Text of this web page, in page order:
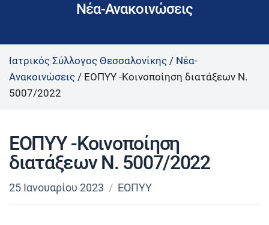
m
Νέα-Ανακοινώσεις
Ιατρικός Σύλλογος Θεσσαλονίκης / Νέα-
Ανακοινώσεις / ΕΟΠΥΥ -Κοινοποίηση διατάξεων Ν.
5007/2022
ΕΟΠΥΥ -Κοινοποίηση
διατάξεων Ν. 5007/2022
25 Ιανουαρίου 2023 ΕΟΠΥΥ